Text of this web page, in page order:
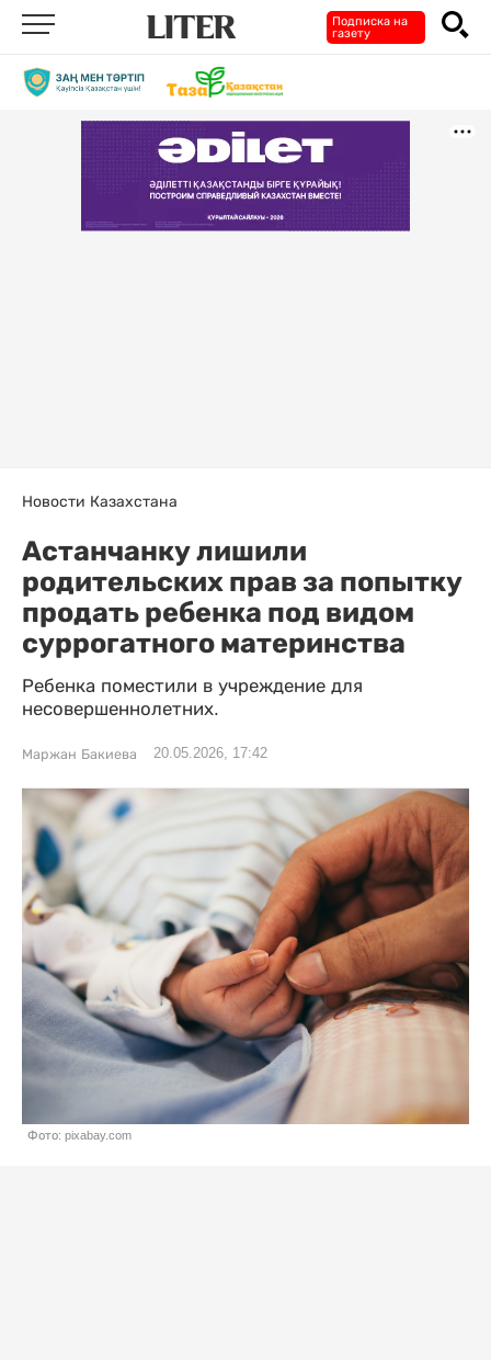
Подписка на
газету
Новости Казахстана
Астанчанку лишили
родительских прав за попытку
продать ребенка под видом
суррогатного материнства
Ребенка поместили в учреждение для
несовершеннолетних.
Маржан Бакиева 20.05.2026, 17:42
Фото: pixabay.com